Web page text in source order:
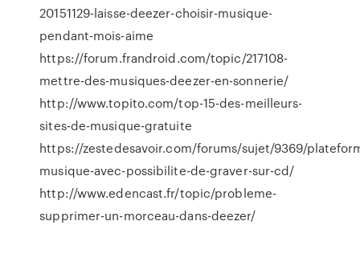
20151129-laisse-deezer-choisir-musique-
pendant-mois-aime
https://forum.frandroid.com/topic/217108-
mettre-des-musiques-deezer-en-sonnerie/
http://www.topito.com/top-15-des-meilleurs-
sites-de-musique-gratuite
https://zestedesavoir.com/forums/sujet/9369/
musique-avec-possibilite-de-graver-sur-cd/
http://www.edencast.fr/topic/probleme-
supprimer-un-morceau-dans-deezer/